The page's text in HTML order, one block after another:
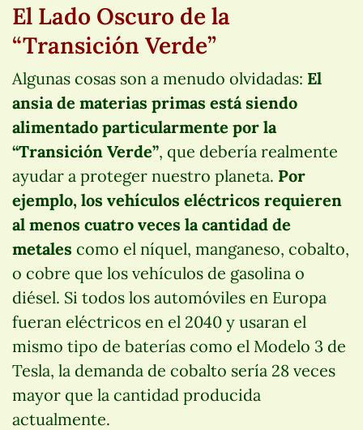
El Lado Oscuro de la
“Transición Verde”
Algunas cosas son a menudo olvidadas: El
ansia de materias primas está siendo
alimentado particularmente por la
“Transición Verde”, que debería realmente
ayudar a proteger nuestro planeta. Por
ejemplo, los vehículos eléctricos requieren
al menos cuatro veces la cantidad de
metales como el níquel, manganeso, cobalto,
o cobre que los vehículos de gasolina o
diésel. Si todos los automóviles en Europa
fueran eléctricos en el 2040 y usaran el
mismo tipo de baterías como el Modelo 3 de
Tesla, la demanda de cobalto sería 28 veces
mayor que la cantidad producida
actualmente.